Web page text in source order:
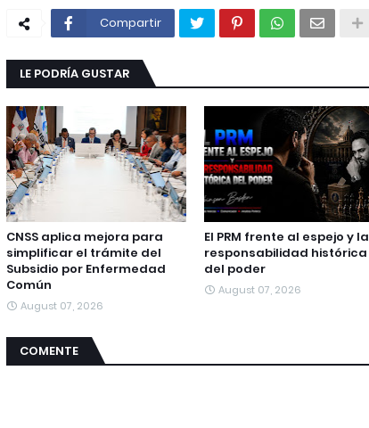
Compartir
LE PODRÍA GUSTAR
CNSS aplica mejora para
simplificar el trámite del
Subsidio por Enfermedad
Común
August 07, 2026
El PRM frente al espejo y la
responsabilidad histórica
del poder
August 07, 2026
COMENTE